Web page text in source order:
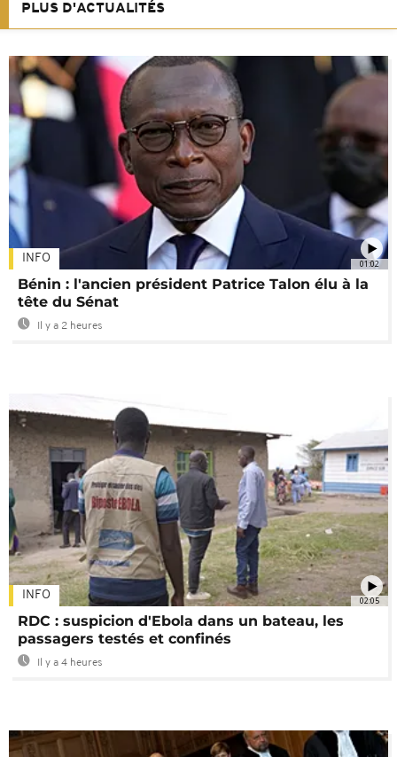
PLUS D'ACTUALITÉS
01:02
INFO
Bénin : l'ancien président Patrice Talon élu à la
tête du Sénat
Il y a 2 heures
02:05
INFO
RDC : suspicion d'Ebola dans un bateau, les
passagers testés et confinés
Il y a 4 heures